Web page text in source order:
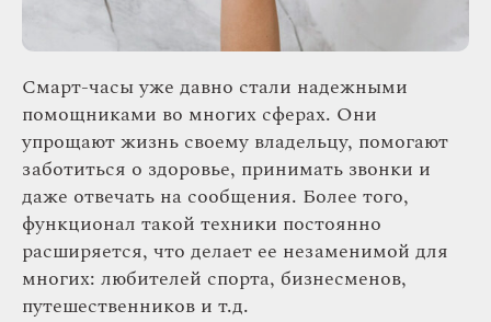
Смарт-часы уже давно стали надежными
помощниками во многих сферах. Они
упрощают жизнь своему владельцу, помогают
заботиться о здоровье, принимать звонки и
даже отвечать на сообщения. Более того,
функционал такой техники постоянно
расширяется, что делает ее незаменимой для
многих: любителей спорта, бизнесменов,
путешественников и т.д.